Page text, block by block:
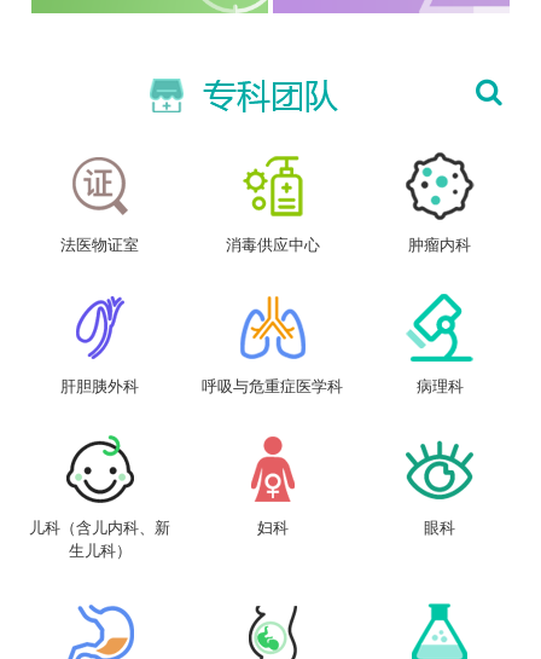
法医物证室 消毒供应中心 肿瘤内科
肝胆胰外科 呼吸与危重症医学科 病理科
儿科（含儿内科、新
生儿科）
妇科 眼科